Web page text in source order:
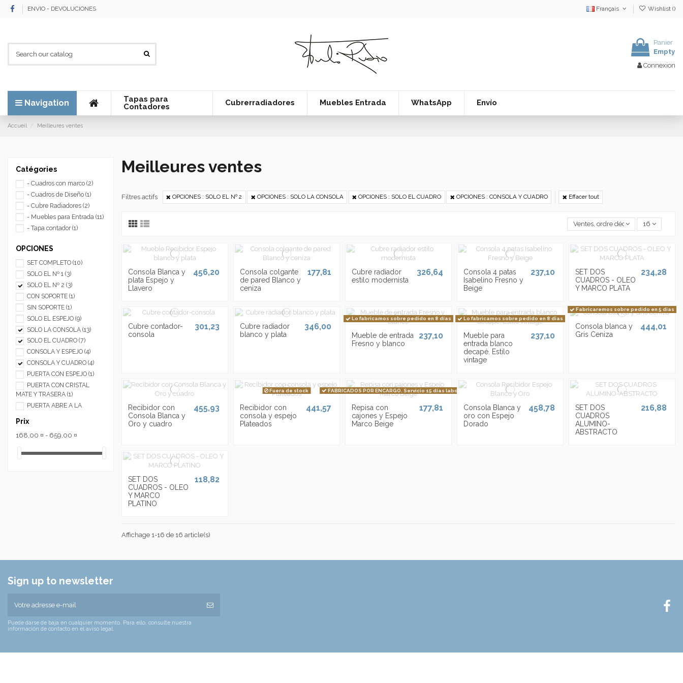
ENVIO - DEVOLUCIONES Français Wishlist ()
Panier
Empty
Connexion
Navigation
Tapas para
Contadores
Cubrerradiadores Muebles Entrada WhatsApp Envío
Accueil Meilleures ventes
Meilleures ventes
Filtres actifs OPCIONES : SOLO EL Nº 2 OPCIONES : SOLO LA CONSOLA OPCIONES : SOLO EL CUADRO OPCIONES : CONSOLA Y CUADRO Effacer tout
Ventes, ordre décroissant
16
Consola Blanca y
plata Espejo y
Llavero
456,20
Consola colgante
de pared Blanco y
ceniza
177,81
Cubre radiador
estilo modernista
326,64
Consola 4 patas
Isabelino Fresno y
Beige
237,10
SET DOS
CUADROS - OLEO
Y MARCO PLATA
234,28
Cubre contador-
consola
301,23
Cubre radiador
blanco y plata
346,00
Lo fabricamos sobre pedido en 8 días
Mueble de entrada
Fresno y blanco
237,10
Lo fabricamos sobre pedido en 8 dias
Mueble para
entrada blanco
decapé. Estilo
vintage
237,10
Fabricaremos sobre pedido en 5 dias
Consola blanca y
Gris Ceniza
444,01
Recibidor con
Consola Blanca y
Oro y cuadro
455,93
Fuera de stock
Recibidor con
consola y espejo
Plateados
441,57
FABRICADOS POR ENCARGO. Servicio 15 días laborables
Repisa con
cajones y Espejo
Marco Beige
177,81
Consola Blanca y
oro con Espejo
Dorado
458,78
SET DOS
CUADROS
ALUMINO-
ABSTRACTO
216,88
SET DOS
CUADROS - OLEO
Y MARCO
PLATINO
118,82
Affichage 1-16 de 16 article(s)
Catégories
- Cuadros con marco (2)
- Cuadros de Diseño (1)
- Cubre Radiadores (2)
- Muebles para Entrada (11)
- Tapa contador(1)
OPCIONES
SET COMPLETO (10)
SOLO EL Nº 1 (3)
SOLO EL Nº 2 (3)
CON SOPORTE (1)
SIN SOPORTE (1)
SOLO EL ESPEJO (9)
SOLO LA CONSOLA (13)
SOLO EL CUADRO (7)
CONSOLA Y ESPEJO (4)
CONSOLA Y CUADRO (4)
PUERTA CON ESPEJO (1)
PUERTA CON CRISTAL
MATE Y TRASERA (1)
PUERTA ABRE A LA
PUERTA ABRE A LA
DERECHA (13)
PUERTA MULTIESPEJO(3)
Prix
168,00 ¤ - 659,00 ¤
Sign up to newsletter
Puede darse de baja en cualquier momento. Para ello, consulte nuestra
información de contacto en el aviso legal.